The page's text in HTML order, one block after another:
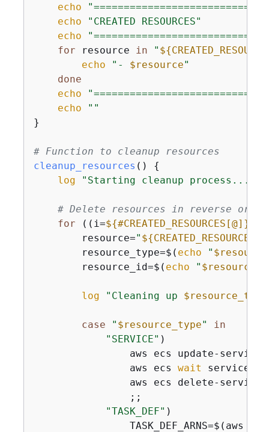
echo
echo
"CREATED RESOURCES"
echo
for resource in " ${
echo
"- $resource"
done
echo
echo
""
}
# Function to cleanup resources
cleanup_resources () {
log
"Starting cleanup process..."
# Delete resources in reverse
for ((i=${#CREATED_RESOURCES[@]}
        resource=
" ${
        resource_type=$(
echo " $resource
        resource_id=$(
echo " $resource
log "Cleaning up $resource_type
case " $resource_type"
in
"SERVICE" )
aws ecs update-
                aws ecs
wait
aws ecs delete-
                ;;
"TASK_DEF" )
TASK_DEF_ARNS=$(aws